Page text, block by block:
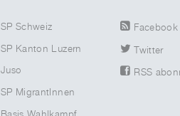
SP Schweiz
SP Kanton Luzern
Juso
SP MigrantInnen
Facebook
Twitter
RSS